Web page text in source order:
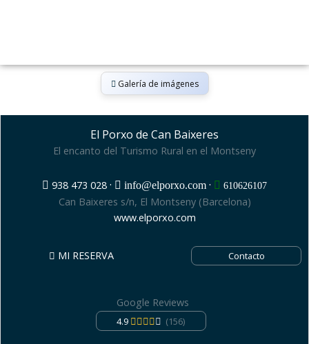
Galería de imágenes
El Porxo de Can Baixeres
El encanto del Turismo Rural en el Montseny
938 473 028 · info@elporxo.com · 610626107
Can Baixeres s/n, El Montseny (Barcelona)
www.elporxo.com
MI RESERVA Contacto
Google Reviews
4.9 (156)